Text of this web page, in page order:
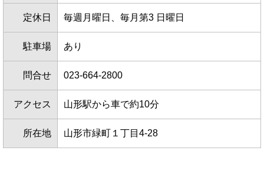
定休日 毎週月曜日、毎月第3 日曜日
駐車場 あり
問合せ 023-664-2800
アクセス 山形駅から車で約10分
所在地 山形市緑町１丁目4-28